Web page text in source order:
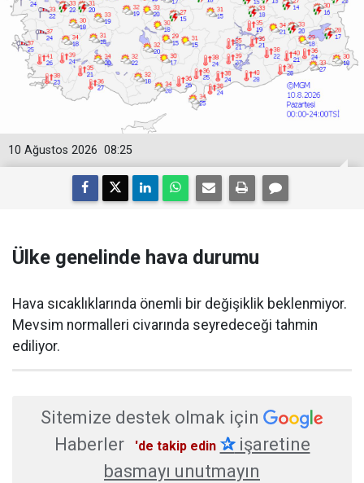
08:25
10 Ağustos 2026
Ülke genelinde hava durumu
Hava sıcaklıklarında önemli bir değişiklik beklenmiyor.
Mevsim normalleri civarında seyredeceği tahmin
ediliyor.
Sitemize destek olmak için
Haberler
'de takip edin ✰işaretine
basmayı unutmayın